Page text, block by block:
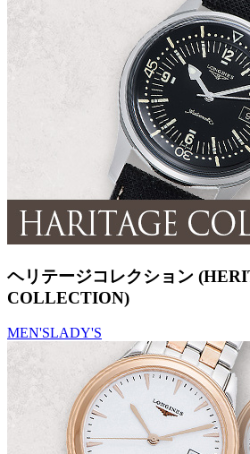
ヘリテージコレクション
COLLECTION)
MEN'SLADY'S